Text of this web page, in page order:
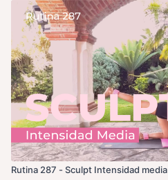
Rutina 287 - Sculpt Intensidad media